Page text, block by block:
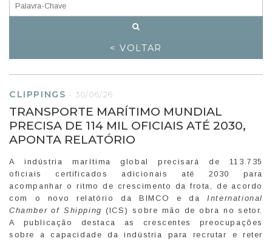
< VOLTAR
CLIPPINGS -30/06/26
TRANSPORTE MARÍTIMO MUNDIAL
PRECISA DE 114 MIL OFICIAIS ATÉ 2030,
APONTA RELATÓRIO
A indústria marítima global precisará de 113.735
oficiais certificados adicionais até 2030 para
acompanhar o ritmo de crescimento da frota, de acordo
com o novo relatório da BIMCO e daInternational
Chamber of Shipping (ICS) sobre mão de obra no setor.
A publicação destaca as crescentes preocupações
sobre a capacidade da indústria para recrutar e reter